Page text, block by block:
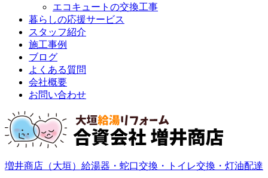
エコキュートの交換工事
暮らしの応援サービス
スタッフ紹介
施工事例
ブログ
よくある質問
会社概要
お問い合わせ
増井商店（大垣）給湯器・蛇口交換・トイレ交換・灯油配達